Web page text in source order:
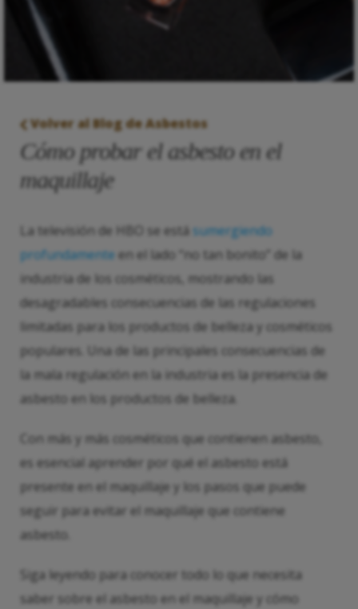
Volver al Blog de Asbestos
Cómo probar el asbesto en el
maquillaje
La televisión de HBO se está sumergiendo
profundamente en el lado “no tan bonito” de la
industria de los cosméticos, mostrando las
desagradables consecuencias de las regulaciones
limitadas para los productos de belleza y cosméticos
populares. Una de las principales consecuencias de
la mala regulación en la industria es la presencia de
asbesto en los productos de belleza.
Con más y más cosméticos que contienen asbesto,
es esencial aprender por qué el asbesto está
presente en el maquillaje y los pasos que puede
seguir para evitar el maquillaje que contiene
asbesto.
Siga leyendo para conocer todo lo que necesita
saber sobre el asbesto en el maquillaje y cómo